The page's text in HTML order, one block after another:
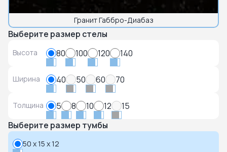
Гранит Габбро-Диабаз
Выберите размер стелы
Высота 80 100 120 140
Ширина 40 50 60 70
Толщина 5 8 10 12
15
Выберите размер тумбы
50 x 15 x 12